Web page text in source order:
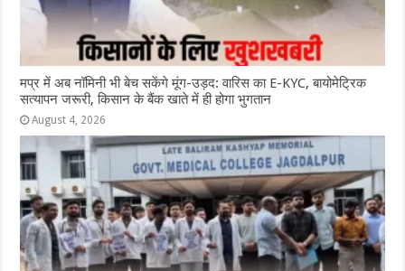
मप्र में अब नॉमिनी भी बेच सकेंगे मूंग-उड़द: वारिस का E-KYC, बायोमेट्रिक
सत्यापन जरूरी, किसान के बैंक खाते में ही होगा भुगतान
August 4, 2026